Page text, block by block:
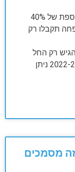
בעקבות חקיקה, לקראת 2022- תהה תוספת של 40%
תקבלו רק
ניתן להגיש רק החל
משנת 2023. מענק העבודה לשנים 2022-2024 ניתן
מסמכים